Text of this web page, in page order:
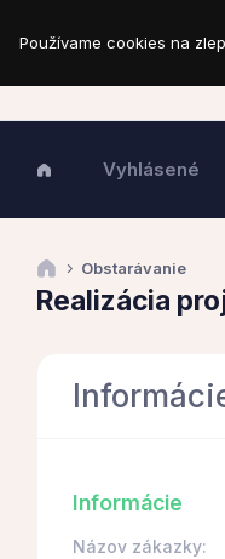
Vyhlásené
Obstarávanie
Realizácia
Informácie
Názov zákazky:
Používame cookies na